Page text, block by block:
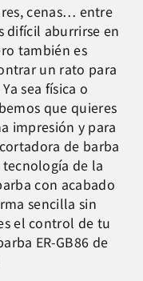
cenas… entre
difícil aburrirse en
también es
un rato para
sea física o
que quieres
impresión y para
de barba
tecnología de la
con acabado
sencilla sin
el control de tu
ER-GB86 de